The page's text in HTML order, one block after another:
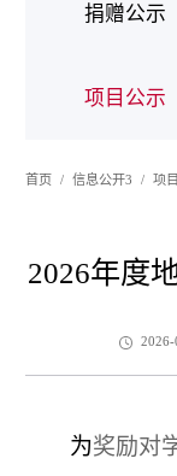
捐赠公示
项目公示
首页 信息公开3 项
2026年度
为奖励对